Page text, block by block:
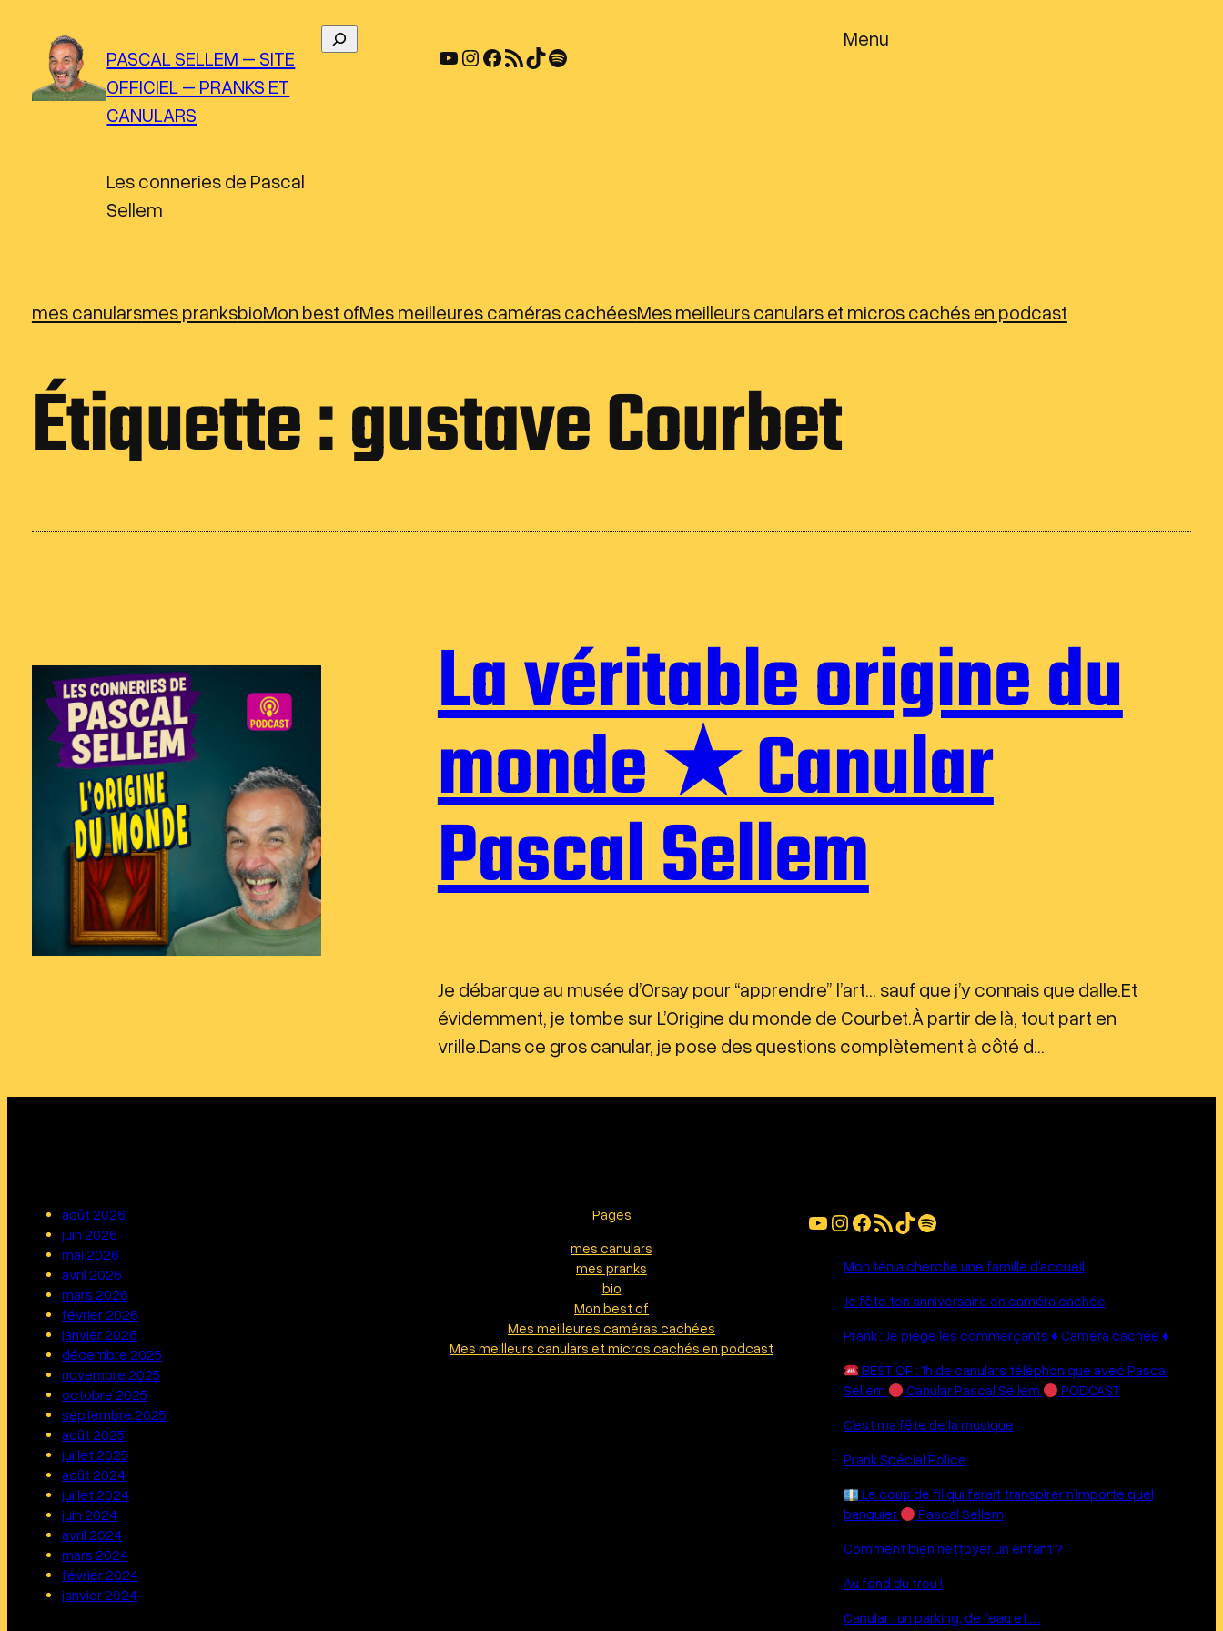
contenu
PASCAL SELLEM – SITE
OFFICIEL – PRANKS ET
CANULARS
Les conneries de Pascal
Sellem
YouTube Instagram Facebook Flux RSS TikTok Spotify
Menu
mes canularsmes pranksbioMon best ofMes meilleures caméras cachéesMes meilleurs canulars et micros cachés en podcast
Étiquette :gustave Courbet
La véritable origine du
monde ★ Canular
Pascal Sellem
Je débarque au musée d’Orsay pour “apprendre” l’art… sauf que j’y connais que dalle.Et
évidemment, je tombe sur L’Origine du monde de Courbet.À partir de là, tout part en
vrille.Dans ce gros canular, je pose des questions complètement à côté d…
août 2026
juin 2026
mai 2026
avril 2026
mars 2026
février 2026
janvier 2026
décembre 2025
novembre 2025
octobre 2025
septembre 2025
août 2025
juillet 2025
août 2024
juillet 2024
juin 2024
avril 2024
mars 2024
février 2024
janvier 2024
Pages
mes canulars
mes pranks
bio
Mon best of
Mes meilleures caméras cachées
Mes meilleurs canulars et micros cachés en podcast
YouTube Instagram Facebook Flux RSS TikTok Spotify
Mon ténia cherche une famille d’accueil
Je fête ton anniversaire en caméra cachée
Prank : Je piège les commerçants ♦︎ Caméra cachée ♦︎
BEST OF : 1h de canulars téléphonique avec Pascal
Sellem
Canular Pascal Sellem PODCAST
C’est ma fête de la musique
Prank Spécial Police
Le coup de fil qui ferait transpirer n’importe quel
banquier
Pascal Sellem
Comment bien nettoyer un enfant ?
Au fond du trou !
Canular : un parking, de l’eau et ….